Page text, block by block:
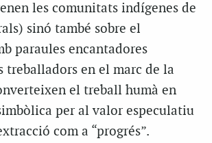
les comunitats indígenes de
sinó també sobre el
paraules encantadores
treballadors en el marc de la
el treball humà en
per al valor especulatiu
com a “progrés”.